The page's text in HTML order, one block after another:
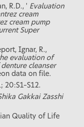
R.D., ' Evaluation
cream
cream pump
Super
Ignar, R.,
evaluation of
cleanser
data on file.
20:S1–S12.
Gakkai Zasshi
Quality of Life